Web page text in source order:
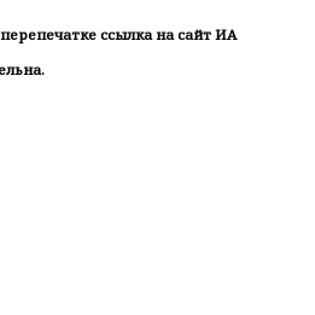
ссылка на сайт ИА